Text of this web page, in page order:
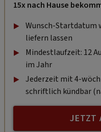
15x nach Hause
Wunsch-Startdatum
liefern lassen
Mindestlaufzeit: 12
im Jahr
Jederzeit mit 4-
schriftlich kündbar
JETZT